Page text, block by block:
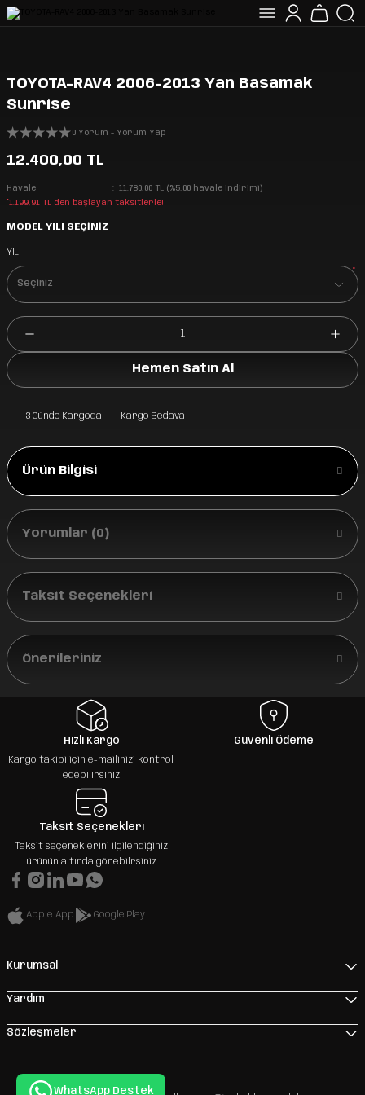
TOYOTA-RAV4 2006-2013 Yan Basamak
Sunrise
0 Yorum - Yorum Yap
12.400,00 TL
Havale
11.780,00 TL (%5,00 havale indirimi)
*1.199,91 TL den başlayan taksitlerle!
MODEL YILI SEÇİNİZ
YIL
*
Hemen Satın Al
3 Günde Kargoda Kargo Bedava
Ürün Bilgisi
Yorumlar (0)
Taksit Seçenekleri
Önerileriniz
Hızlı Kargo
Kargo takibi için e-mailinizi kontrol
edebilirsiniz
Güvenli Ödeme
Taksit Seçenekleri
Taksit seçeneklerini ilgilendiğiniz
ürünün altında görebilrsiniz
Apple App Google Play
Kurumsal
Yardım
Sözleşmeler
WhatsApp Destek